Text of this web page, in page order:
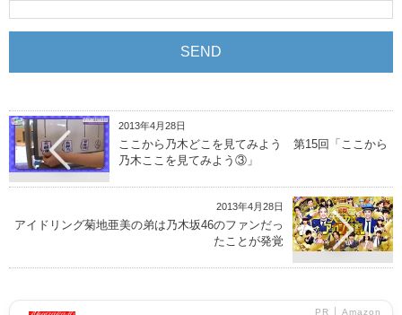
2013年4月28日
ここから乃木どこを見てみよう 第15回「ここから
乃木ここを見てみよう③」
2013年4月28日
アイドリング菊地亜美の弟は乃木坂46のファンだっ
たことが発覚
PR │ Amazon